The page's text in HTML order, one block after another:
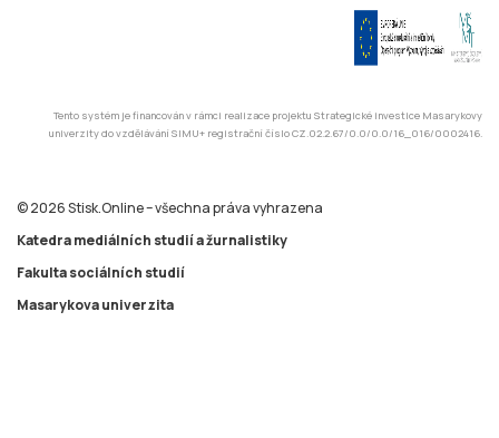
Tento systém je financován v rámci realizace projektu Strategické investice Masarykovy
univerzity do vzdělávání SIMU+ registrační číslo CZ.02.2.67/0.0/0.0/16_016/0002416.
© 2026 Stisk.Online – všechna práva vyhrazena
Katedra mediálních studií a žurnalistiky
Fakulta sociálních studií
Masarykova univerzita